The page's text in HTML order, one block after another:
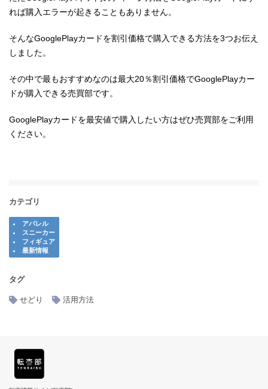
れば購入エラーが起きることもありません。
そんなGooglePlayカードを割引価格で購入できる方法を3つお伝え
しました。
その中で最もおすすめなのは最大20％割引価格でGooglePlayカー
ドが購入できる売買部です。
GooglePlayカードを最安値で購入したい方はぜひ売買部をご利用
ください。
カテゴリ
アパレル
スニーカー
フィギュア
最新情報
タグ
せどり 活用方法